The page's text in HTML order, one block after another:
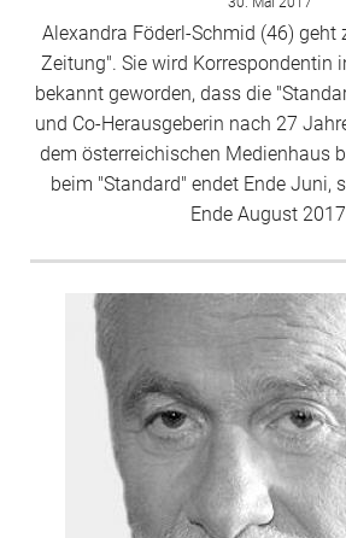
Alexandra Föderl-Schmid (46) geht
Zeitung". Sie wird Korrespondentin
bekannt geworden, dass die
und Co-Herausgeberin nach 27
dem österreichischen Medienhaus
beim "Standard" endet Ende Juni,
Ende August